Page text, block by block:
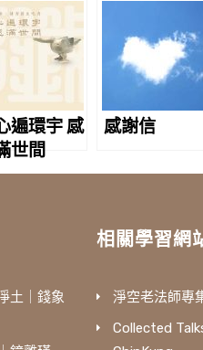
遍環宇 感
世間
感謝信
土｜錢象
相關學習網
淨空老法師專
Collected